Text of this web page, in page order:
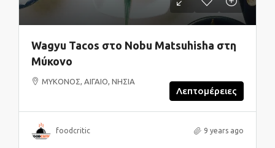
Wagyu Tacos στο Nobu Matsuhisha στη
Μύκονο
ΜΥΚΟΝΟΣ, ΑΙΓΑΙΟ, ΝΗΣΙΑ
Λεπτομέρειες
foodcritic 9 years ago